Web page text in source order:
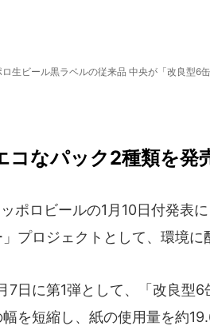
生ビール黒ラベルの従来品 中央が「改良型6
コなパック2種類を発
ポロビールの1月10日付発表
」プロジェクトとして、環境
7日に第1弾として、「改良型
幅を短縮し、紙の使用量を約